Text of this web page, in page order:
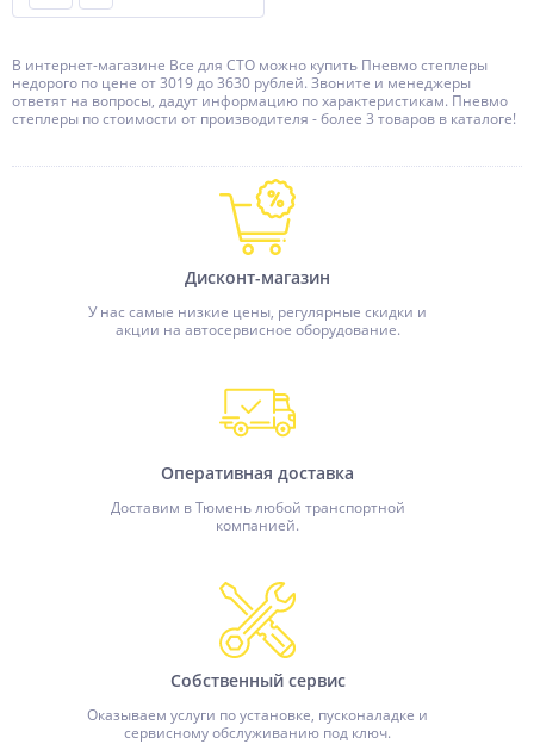
В интернет-магазине Все для СТО можно купить Пневмо степлеры
недорого по цене от 3019 до 3630 рублей. Звоните и менеджеры
ответят на вопросы, дадут информацию по характеристикам. Пневмо
степлеры по стоимости от производителя - более 3 товаров в каталоге!
Дисконт-магазин
У нас самые низкие цены, регулярные скидки и
акции на автосервисное оборудование.
Оперативная доставка
Доставим в Тюмень любой транспортной
компанией.
Собственный сервис
Оказываем услуги по установке, пусконаладке и
сервисному обслуживанию под ключ.